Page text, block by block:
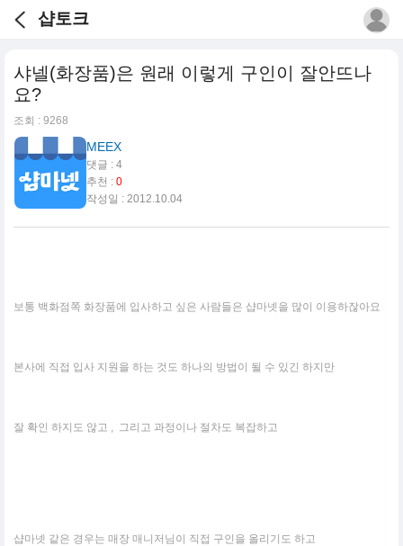
샵토크
샤넬(화장품)은 원래 이렇게 구인이 잘안뜨나
요?
조회 : 9268
MEEX
댓글 : 4
추천 : 0
작성일 : 2012.10.04
보통 백화점쪽 화장품에 입사하고 싶은 사람들은 샵마넷을 많이 이용하잖아요
본사에 직접 입사 지원을 하는 것도 하나의 방법이 될 수 있긴 하지만
잘 확인 하지도 않고 , 그리고 과정이나 절차도 복잡하고
샵마넷 같은 경우는 매장 매니저님이 직접 구인을 올리기도 하고